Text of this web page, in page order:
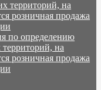
территорий, на
розничная продажа
по определению
на
розничная продажа